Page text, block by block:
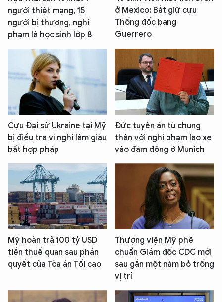
người thiệt mạng, 15
người bị thương, nghi
phạm là học sinh lớp 8
ở Mexico: Bắt giữ cựu
Thống đốc bang
Guerrero
Cựu Đại sứ Ukraine tại Mỹ
bị điều tra vì nghi làm giàu
bất hợp pháp
Đức tuyên án tù chung
thân với nghi phạm lao xe
vào đám đông ở Munich
Mỹ hoàn trả 100 tỷ USD
tiền thuế quan sau phán
quyết của Tòa án Tối cao
Thượng viện Mỹ phê
chuẩn Giám đốc CDC mới
sau gần một năm bỏ trống
vị trí